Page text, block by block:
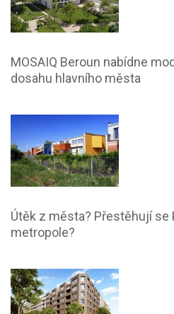
MOSAIQ Beroun nabídne
dosahu hlavního města
Útěk z města? Přestěhují se
metropole?